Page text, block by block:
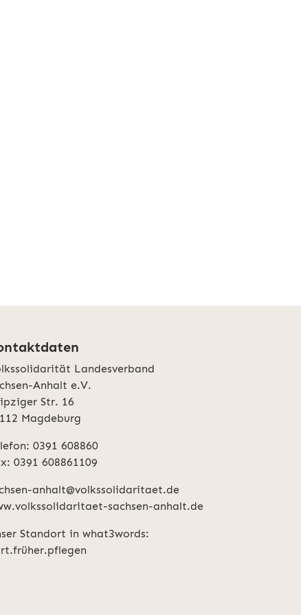
Landesverband
Anhalt e.V.
Str. 16
Magdeburg
0391 608860
0391 608861109
anhalt@volkssolidaritaet.de
sachsen-anhalt.de
Standort in what3words: